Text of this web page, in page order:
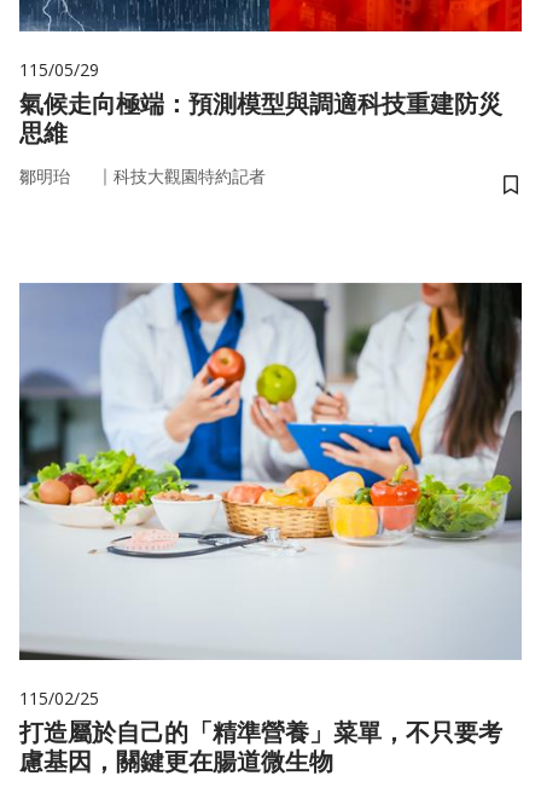
115/05/29
氣候走向極端：預測模型與調適科技重建防災
思維
鄒明珆 ｜ 科技大觀園特約記者
儲
115/02/25
打造屬於自己的「精準營養」菜單，不只要考
慮基因，關鍵更在腸道微生物